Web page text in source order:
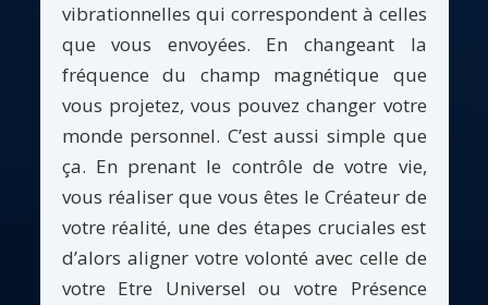
vibrationnelles qui correspondent à celles
que vous envoyées. En changeant la
fréquence du champ magnétique que
vous projetez, vous pouvez changer votre
monde personnel. C’est aussi simple que
ça. En prenant le contrôle de votre vie,
vous réaliser que vous êtes le Créateur de
votre réalité, une des étapes cruciales est
d’alors aligner votre volonté avec celle de
votre Etre Universel ou votre Présence